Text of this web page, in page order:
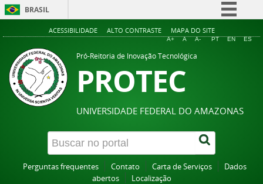
BRASIL
Simplifique!
Acesso à informação
ACESSIBILIDADE ALTO CONTRASTE MAPA DO SITE
A+ A A- PT EN ES
Pró-Reitoria de Inovação Tecnológica
PROTEC
UNIVERSIDADE FEDERAL DO AMAZONAS
Perguntas frequentes Contato Carta de Serviços
Dados
abertos
Localização